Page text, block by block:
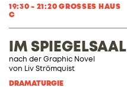
19:30 - 21:20 GROSSES HAUS
C
IM SPIEGELSAAL
nach der Graphic Novel
von Liv Strömquist
DRAMATURGIE